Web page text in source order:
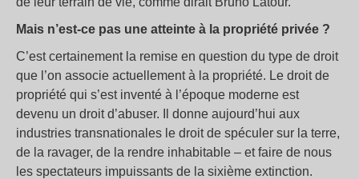
Mais n’est-ce pas une atteinte à la propriété privée ?
C’est certainement la remise en question du type de droit
que l’on associe actuellement à la propriété. Le droit de
propriété qui s’est inventé à l’époque moderne est
devenu un droit d’abuser. Il donne aujourd’hui aux
industries transnationales le droit de spéculer sur la terre,
de la ravager, de la rendre inhabitable – et faire de nous
les spectateurs impuissants de la sixième extinction.